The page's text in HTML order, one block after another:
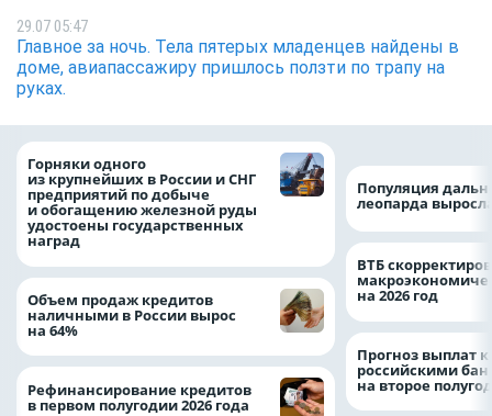
29.07 05:47
Главное за ночь. Тела пятерых младенцев найдены в
доме, авиапассажиру пришлось ползти по трапу на
руках.
Горняки одного
из крупнейших в России и СНГ
предприятий по добыче
и обогащению железной руды
удостоены государственных
наград
Объем продаж кредитов
наличными в России вырос
на 64%
Рефинансирование кредитов
в первом полугодии 2026 года
Популяция
леопарда
ВТБ
на 2026 год
Прогноз выплат
российскими
на второе